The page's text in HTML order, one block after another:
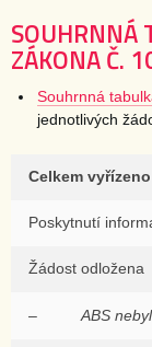
SOUHRNNÁ
ZÁKONA Č.
Souhrnná
jednotlivých
Celkem
Poskytnutí
Žádost odložena
– ABS